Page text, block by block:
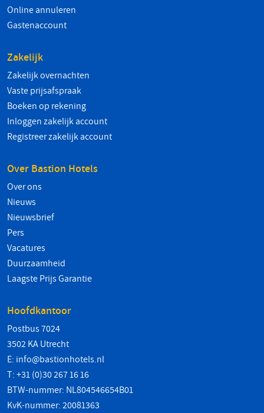
Online annuleren
Gastenaccount
Zakelijk
Zakelijk overnachten
Vaste prijsafspraak
Boeken op rekening
Inloggen zakelijk account
Registreer zakelijk account
Over Bastion Hotels
Over ons
Nieuws
Nieuwsbrief
Pers
Vacatures
Duurzaamheid
Laagste Prijs Garantie
Hoofdkantoor
Postbus 7024
3502 KA Utrecht
E: info@bastionhotels.nl
T: +31 (0)30 267 16 16
BTW-nummer: NL804546654B01
KvK-nummer: 20081363